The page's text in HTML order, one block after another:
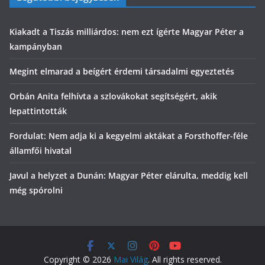
Kiakadt a Tiszás milliárdos: nem ezt ígérte Magyar Péter a
kampányban
Megint elmarad a beígért érdemi társadalmi egyeztetés
Orbán Anita felhívta a szlovákokat segítségért, akik
lepattintották
Fordulat: Nem adja ki a kegyelmi aktákat a Forsthoffer-féle
államfői hivatal
Javul a helyzet a Dunán: Magyar Péter elárulta, meddig kell
még spórolni
Copyright © 2026 Mai Világ. All rights reserved.